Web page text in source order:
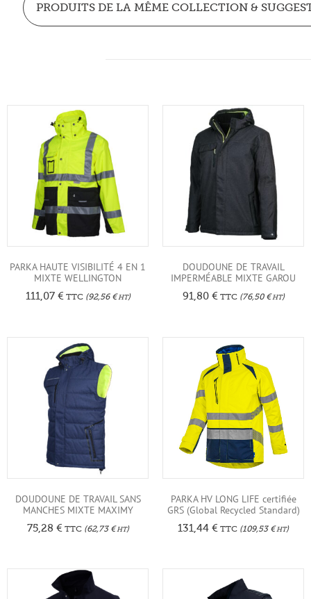
PRODUITS DE LA MÊME COLLECTION &
PARKA HAUTE VISIBILITÉ 4 EN 1
MIXTE WELLINGTON
111,07 €TTC(92,56 €HT)
DOUDOUNE DE TRAVAIL
IMPERMÉABLE MIXTE GAROU
91,80 €TTC(76,50 €HT)
DOUDOUNE DE TRAVAIL SANS
MANCHES MIXTE MAXIMY
75,28 € TTC(62,73 €HT)
PARKA HV LONG LIFE certifiée
GRS (Global Recycled Standard)
131,44 € TTC (109,53 €HT)